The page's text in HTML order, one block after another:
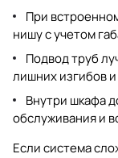
При
нишу с учетом
Подвод труб
лишних изгибов
Внутри шкафа
обслуживания и
Если система